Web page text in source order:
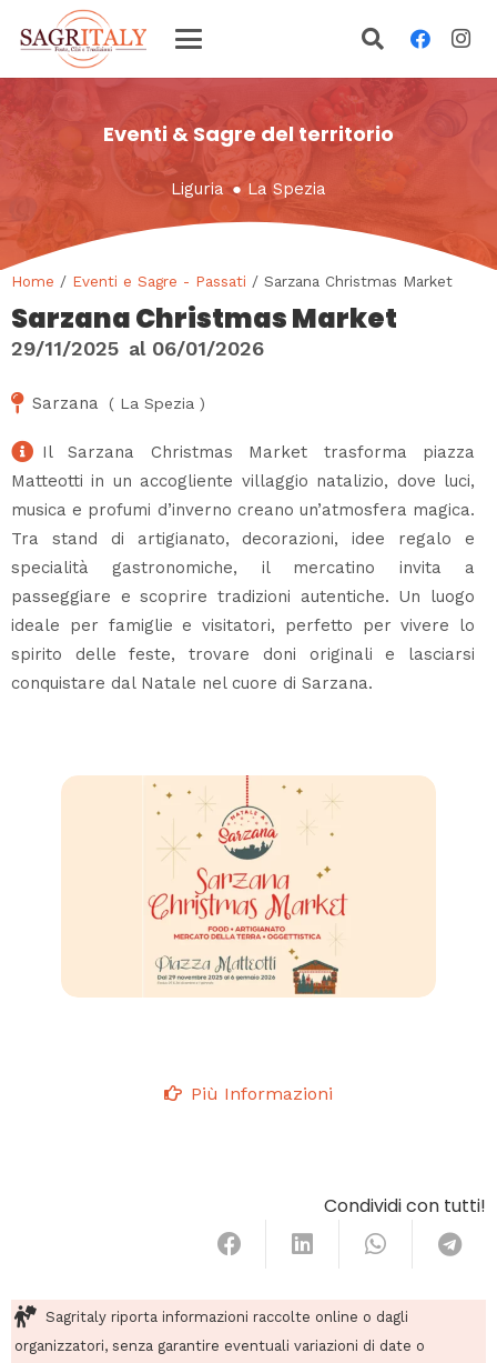
Eventi & Sagre del territorio
Liguria ● La Spezia
Home / Eventi e Sagre - Passati / Sarzana Christmas Market
Sarzana Christmas Market
29/11/2025 al 06/01/2026
Sarzana ( La Spezia )
Il Sarzana Christmas Market trasforma piazza
Matteotti in un accogliente villaggio natalizio, dove luci,
musica e profumi d’inverno creano un’atmosfera magica.
Tra stand di artigianato, decorazioni, idee regalo e
specialità gastronomiche, il mercatino invita a
passeggiare e scoprire tradizioni autentiche. Un luogo
ideale per famiglie e visitatori, perfetto per vivere lo
spirito delle feste, trovare doni originali e lasciarsi
conquistare dal Natale nel cuore di Sarzana.
Più Informazioni
Condividi con tutti!
Sagritaly riporta informazioni raccolte online o dagli
organizzatori, senza garantire eventuali variazioni di date o